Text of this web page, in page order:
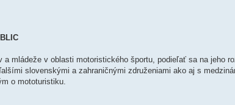
mládeže v oblasti motoristického športu, podieľať sa na jeho
slovenskými a zahraničnými združeniami ako aj s
o mototuristiku.